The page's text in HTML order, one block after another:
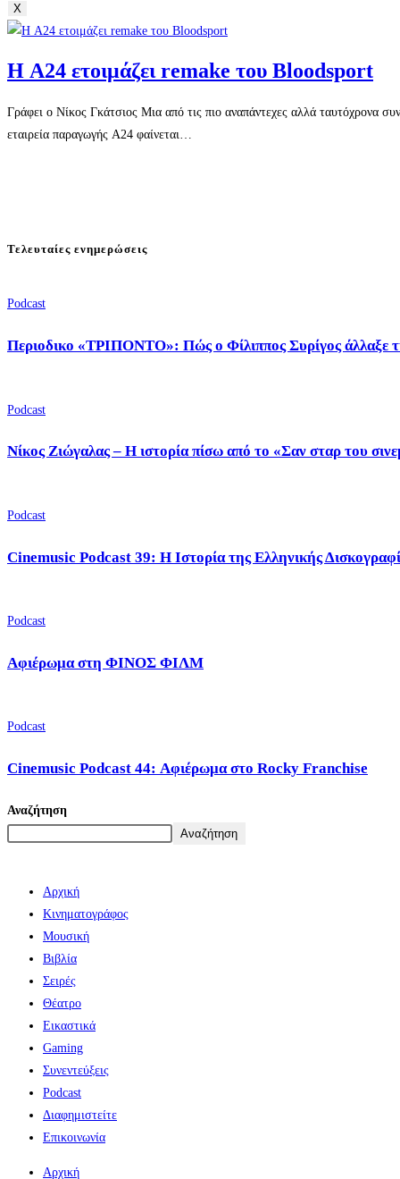
X
Η A24 ετοιμάζει remake του Bloodsport
Γράφει ο Νίκος Γκάτσιος Μια από τις πιο αναπάντεχες αλλά ταυτόχρονα
εταιρεία παραγωγής A24 φαίνεται…
Τελευταίες ενημερώσεις
Podcast
Περιοδικο «ΤΡΙΠΟΝΤΟ»: Πώς ο Φίλιππος Συρίγος άλλαξε
Podcast
Νίκος Ζιώγαλας – Η ιστορία πίσω από το «Σαν σταρ του
Podcast
Cinemusic Podcast 39: Η Ιστορία της Ελληνικής
Podcast
Αφιέρωμα στη ΦΙΝΟΣ ΦΙΛΜ
Podcast
Cinemusic Podcast 44: Αφιέρωμα στο Rocky Franchise
Αναζήτηση
Αναζήτηση
Αρχική
Κινηματογράφος
Μουσική
Βιβλία
Σειρές
Θέατρο
Εικαστικά
Gaming
Συνεντεύξεις
Podcast
Διαφημιστείτε
Επικοινωνία
Αρχική